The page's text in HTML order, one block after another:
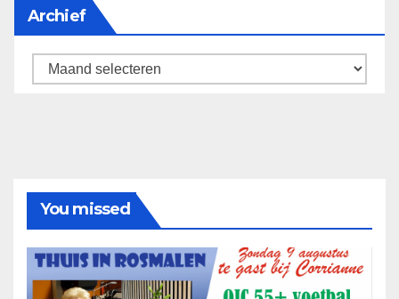
Archief
Archief
You missed